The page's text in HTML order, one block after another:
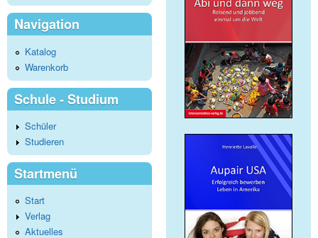
Navigation
Katalog
Warenkorb
Schule - Studium
Schüler
Studieren
Startmenü
Start
Verlag
Aktuelles